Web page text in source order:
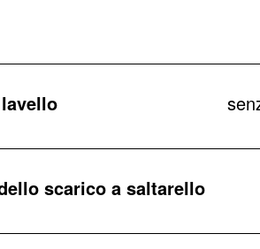
scarico a saltarello